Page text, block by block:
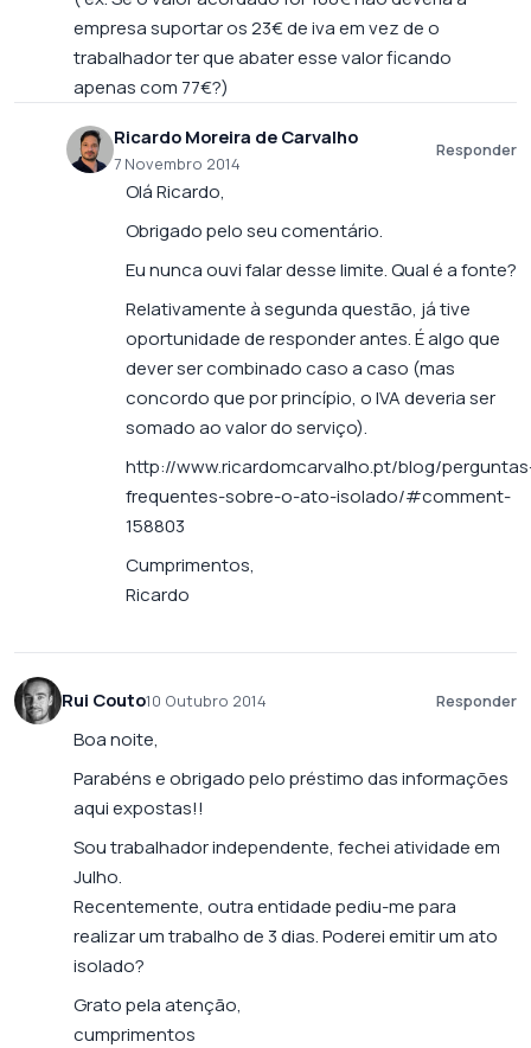
empresa suportar os 23€ de iva em vez de o
trabalhador ter que abater esse valor ficando
apenas com 77€?)
Ricardo Moreira de Carvalho
7 Novembro 2014
Responder
Olá Ricardo,
Obrigado pelo seu comentário.
Eu nunca ouvi falar desse limite. Qual é a fonte?
Relativamente à segunda questão, já tive
oportunidade de responder antes. É algo que
dever ser combinado caso a caso (mas
concordo que por princípio, o IVA deveria ser
somado ao valor do serviço).
http://www.ricardomcarvalho.pt/blog/
frequentes-sobre-o-ato-isolado/#comment-
158803
Cumprimentos,
Ricardo
Rui Couto10 Outubro 2014 Responder
Boa noite,
Parabéns e obrigado pelo préstimo das informações
aqui expostas!!
Sou trabalhador independente, fechei atividade em
Julho.
Recentemente, outra entidade pediu-me para
realizar um trabalho de 3 dias. Poderei emitir um ato
isolado?
Grato pela atenção,
cumprimentos